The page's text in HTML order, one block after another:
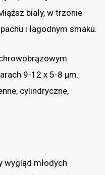
biały, w trzonie
i łagodnym smaku.
9-12 x 5-8 μm.
cylindryczne,
wygląd młodych